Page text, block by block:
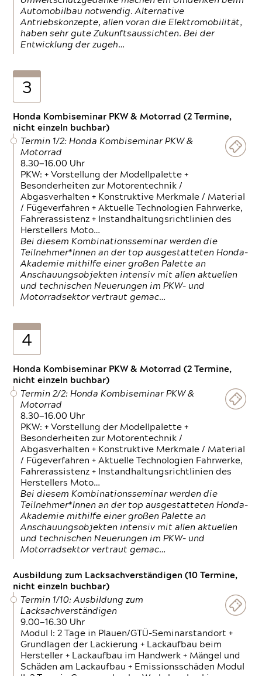
Automobilbau notwendig. Alternative
Antriebskonzepte, allen voran die Elektromobilität,
haben sehr gute Zukunftsaussichten. Bei der
Entwicklung der zugeh…
3
Honda Kombiseminar PKW & Motorrad (2 Termine,
nicht einzeln buchbar)
Termin 1/2: Honda Kombiseminar PKW &
Motorrad
8.30—16.00 Uhr
PKW: + Vorstellung der Modellpalette +
Besonderheiten zur Motorentechnik /
Abgasverhalten + Konstruktive Merkmale / Material
/ Fügeverfahren + Aktuelle Technologien Fahrwerke,
Fahrerassistenz + Instandhaltungsrichtlinien des
Herstellers Moto…
Bei diesem Kombinationsseminar werden die
Teilnehmer*Innen an der top ausgestatteten Honda-
Akademie mithilfe einer großen Palette an
Anschauungsobjekten intensiv mit allen aktuellen
und technischen Neuerungen im PKW- und
Motorradsektor vertraut gemac…
4
Honda Kombiseminar PKW & Motorrad (2 Termine,
nicht einzeln buchbar)
Termin 2/2: Honda Kombiseminar PKW &
Motorrad
8.30—16.00 Uhr
PKW: + Vorstellung der Modellpalette +
Besonderheiten zur Motorentechnik /
Abgasverhalten + Konstruktive Merkmale / Material
/ Fügeverfahren + Aktuelle Technologien Fahrwerke,
Fahrerassistenz + Instandhaltungsrichtlinien des
Herstellers Moto…
Bei diesem Kombinationsseminar werden die
Teilnehmer*Innen an der top ausgestatteten Honda-
Akademie mithilfe einer großen Palette an
Anschauungsobjekten intensiv mit allen aktuellen
und technischen Neuerungen im PKW- und
Motorradsektor vertraut gemac…
Ausbildung zum Lacksachverständigen (10 Termine,
nicht einzeln buchbar)
Termin 1/10: Ausbildung zum
Lacksachverständigen
9.00—16.30 Uhr
Modul I: 2 Tage in Plauen/GTÜ-Seminarstandort +
Grundlagen der Lackierung + Lackaufbau beim
Hersteller + Lackaufbau im Handwerk + Mängel und
Schäden am Lackaufbau + Emissionsschäden Modul